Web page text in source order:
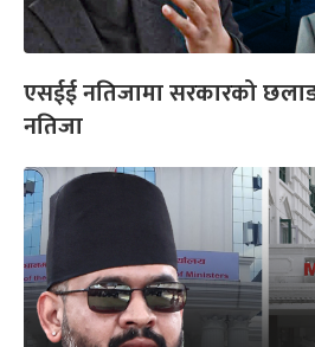
एसईई नतिजामा सरकारको
नतिजा